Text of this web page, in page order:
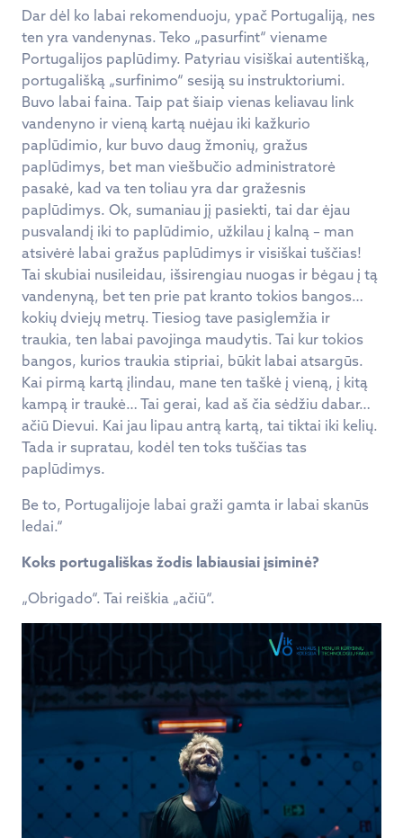
Dar dėl ko labai rekomenduoju, ypač Portugaliją, nes
ten yra vandenynas. Teko „pasurfint“ viename
Portugalijos paplūdimy. Patyriau visiškai autentišką,
portugališką „surfinimo“ sesiją su instruktoriumi.
Buvo labai faina. Taip pat šiaip vienas keliavau link
vandenyno ir vieną kartą nuėjau iki kažkurio
paplūdimio, kur buvo daug žmonių, gražus
paplūdimys, bet man viešbučio administratorė
pasakė, kad va ten toliau yra dar gražesnis
paplūdimys. Ok, sumaniau jį pasiekti, tai dar ėjau
pusvalandį iki to paplūdimio, užkilau į kalną – man
atsivėrė labai gražus paplūdimys ir visiškai tuščias!
Tai skubiai nusileidau, išsirengiau nuogas ir bėgau į tą
vandenyną, bet ten prie pat kranto tokios bangos…
kokių dviejų metrų. Tiesiog tave pasiglemžia ir
traukia, ten labai pavojinga maudytis. Tai kur tokios
bangos, kurios traukia stipriai, būkit labai atsargūs.
Kai pirmą kartą įlindau, mane ten taškė į vieną, į kitą
kampą ir traukė… Tai gerai, kad aš čia sėdžiu dabar…
ačiū Dievui. Kai jau lipau antrą kartą, tai tiktai iki kelių.
Tada ir supratau, kodėl ten toks tuščias tas
paplūdimys.
Be to, Portugalijoje labai graži gamta ir labai skanūs
ledai.“
Koks portugališkas žodis labiausiai įsiminė?
„Obrigado“. Tai reiškia „ačiū“.